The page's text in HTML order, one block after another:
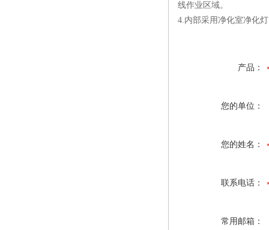
线作业区域。
4.内部采用净化室净化
产品：
您的单位：
您的姓名：
联系电话：
常用邮箱：